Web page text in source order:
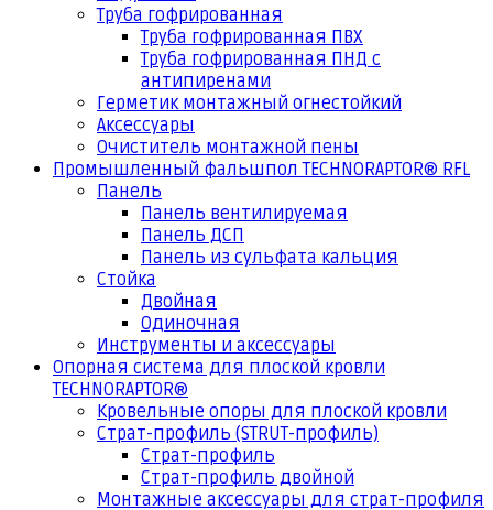
Труба гофрированная
Труба гофрированная ПВХ
Труба гофрированная ПНД с
антипиренами
Герметик монтажный огнестойкий
Аксессуары
Очиститель монтажной пены
Промышленный фальшпол TECHNORAPTOR® RFL
Панель
Панель вентилируемая
Панель ДСП
Панель из сульфата кальция
Стойка
Двойная
Одиночная
Инструменты и аксессуары
Опорная система для плоской кровли
TECHNORAPTOR®
Кровельные опоры для плоской кровли
Страт-профиль (STRUT-профиль)
Страт-профиль
Страт-профиль двойной
Монтажные аксессуары для страт-профиля